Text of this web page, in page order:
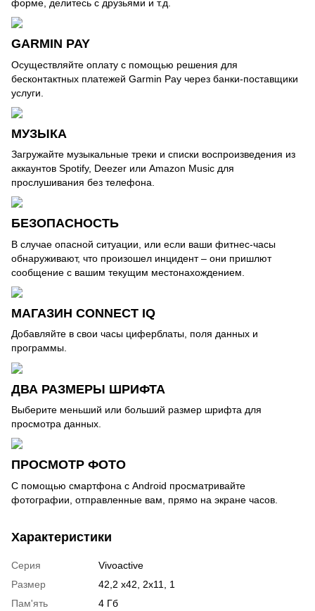
форме, делитесь с друзьями и т.д.
GARMIN PAY
Осуществляйте оплату с помощью решения для
бесконтактных платежей Garmin Pay через банки-поставщики
услуги.
МУЗЫКА
Загружайте музыкальные треки и списки воспроизведения из
аккаунтов Spotify, Deezer или Amazon Music для
прослушивания без телефона.
БЕЗОПАСНОСТЬ
В случае опасной ситуации, или если ваши фитнес-часы
обнаруживают, что произошел инцидент – они пришлют
сообщение с вашим текущим местонахождением.
МАГАЗИН CONNECT IQ
Добавляйте в свои часы циферблаты, поля данных и
программы.
ДВА РАЗМЕРЫ ШРИФТА
Выберите меньший или больший размер шрифта для
просмотра данных.
ПРОСМОТР ФОТО
С помощью смартфона с Android просматривайте
фотографии, отправленные вам, прямо на экране часов.
Характеристики
Серия
Vivoactive
Размер
42,2 х42, 2х11, 1
Пам'ять
4 Гб